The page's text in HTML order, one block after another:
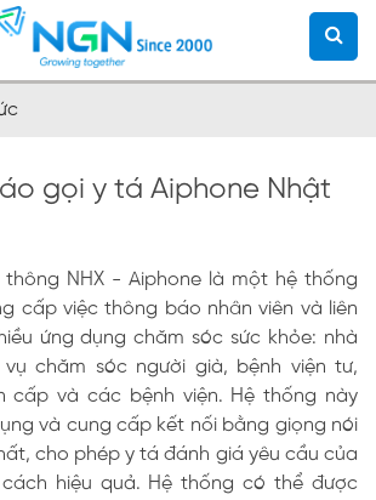
gọi y tá Aiphone Nhật
thông NHX - Aiphone là một hệ thống
cấp việc thông báo nhân viên và liên
ứng dụng chăm sóc sức khỏe: nhà
chăm sóc người già, bệnh viện tư,
cấp và các bệnh viện. Hệ thống này
và cung cấp kết nối bằng giọng nói
cho phép y tá đánh giá yêu cầu của
hiệu quả. Hệ thống có thể được